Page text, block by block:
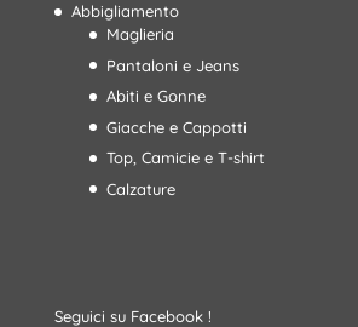
Abbigliamento
Maglieria
Pantaloni e Jeans
Abiti e Gonne
Giacche e Cappotti
Top, Camicie e T-shirt
Calzature
Seguici su Facebook !